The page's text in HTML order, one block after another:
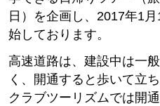
日）を企画し、2017年1
始しております。
高速道路は、建設中は一
く、開通すると歩いて立
クラブツーリズムでは開